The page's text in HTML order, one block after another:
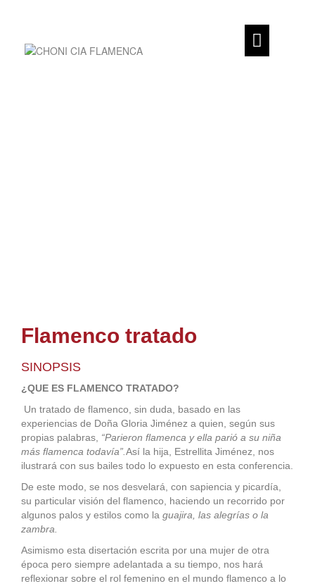
inicio
Flamenco tratado
SINOPSIS
¿QUE ES FLAMENCO TRATADO?
Un tratado de flamenco, sin duda, basado en las
experiencias de Doña Gloria Jiménez a quien, según sus
propias palabras, “Parieron flamenca y ella parió a su niña
más flamenca todavía”.Así la hija, Estrellita Jiménez, nos
ilustrará con sus bailes todo lo expuesto en esta conferencia.
De este modo, se nos desvelará, con sapiencia y picardía,
su particular visión del flamenco, haciendo un recorrido por
algunos palos y estilos como la guajira, las alegrías o la
zambra.
Asimismo esta disertación escrita por una mujer de otra
época pero siempre adelantada a su tiempo, nos hará
reflexionar sobre el rol femenino en el mundo flamenco a lo